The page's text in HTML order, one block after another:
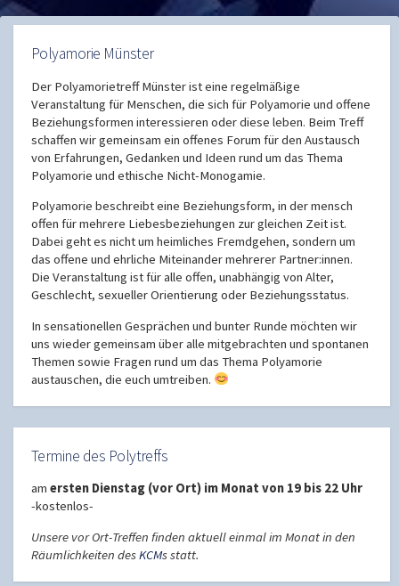
Polyamorie Münster
Der Polyamorietreff Münster ist eine regelmäßige
Veranstaltung für Menschen, die sich für Polyamorie und offene
Beziehungsformen interessieren oder diese leben. Beim Treff
schaffen wir gemeinsam ein offenes Forum für den Austausch
von Erfahrungen, Gedanken und Ideen rund um das Thema
Polyamorie und ethische Nicht-Monogamie.
Polyamorie beschreibt eine Beziehungsform, in der mensch
offen für mehrere Liebesbeziehungen zur gleichen Zeit ist.
Dabei geht es nicht um heimliches Fremdgehen, sondern um
das offene und ehrliche Miteinander mehrerer Partner:innen.
Die Veranstaltung ist für alle offen, unabhängig von Alter,
Geschlecht, sexueller Orientierung oder Beziehungsstatus.
In sensationellen Gesprächen und bunter Runde möchten wir
uns wieder gemeinsam über alle mitgebrachten und spontanen
Themen sowie Fragen rund um das Thema Polyamorie
austauschen, die euch umtreiben.
Termine des Polytreffs
am ersten Dienstag (vor Ort) im Monat von 19 bis 22 Uhr
-kostenlos-
Unsere vor Ort-Treffen finden aktuell einmal im Monat in den
Räumlichkeiten desKCMs statt.